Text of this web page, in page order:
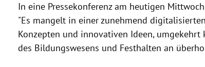
In eine Pressekonferenz am heutigen
"Es mangelt in einer zunehmend
Konzepten und innovativen Ideen, umgekehrt
des Bildungswesens und Festhalten an